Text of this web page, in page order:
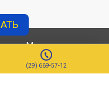
(29) 669-57-12